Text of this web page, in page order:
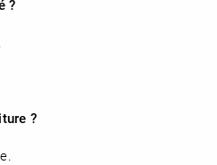
?
?